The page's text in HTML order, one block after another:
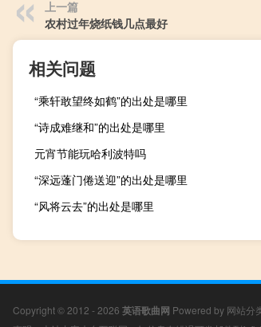
上一篇
农村过年烧纸钱几点最好
相关问题
“乘轩敢望终如鹤”的出处是哪里
“诗成难继和”的出处是哪里
元宵节能玩哈利波特吗
“深远蓬门倦送迎”的出处是哪里
“风将云去”的出处是哪里
Copyright © 2012 - 2026 英语歌曲网 Powered by 网站分